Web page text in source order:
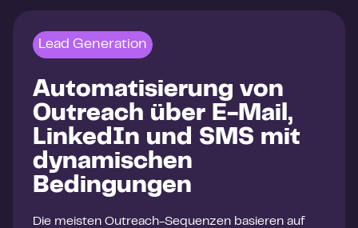
Lead Generation
Automatisierung von
Outreach über E-Mail,
LinkedIn und SMS mit
dynamischen
Bedingungen
Die meisten Outreach-Sequenzen basieren auf